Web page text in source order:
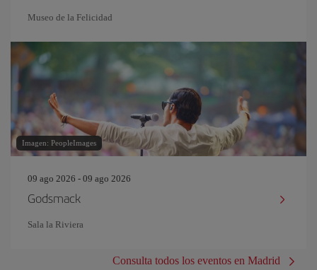
Museo de la Felicidad
Imagen: PeopleImages
09 ago 2026 - 09 ago 2026
Godsmack
Sala la Riviera
Consulta todos los eventos en Madrid